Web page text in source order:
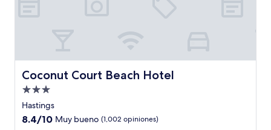
Coconut Court Beach Hotel
Coconut Court Beach Hotel
Propiedad
de
3.0
Hastings
8.4
8.4/10 Muy bueno (1,002 opiniones)